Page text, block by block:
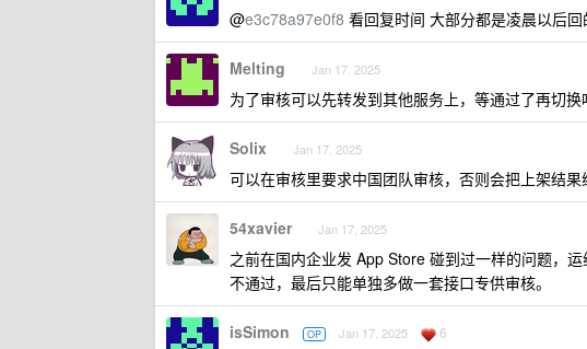
@e3c78a97e0f8 看回复时间 大部分都是凌晨以后
Melting Jan 17, 2025
为了审核可以先转发到其他服务上，等通过了再切换
Solix Jan 17, 2025
可以在审核里要求中国团队审核，否则会把上架结
54xavier Jan 17, 2025
之前在国内企业发 App Store 碰到过一样的问题，
不通过，最后只能单独多做一套接口专供审核。
isSimon OP Jan 17, 2025 6